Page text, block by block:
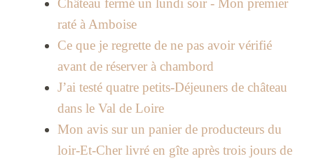
Château fermé un lundi soir - Mon premier
raté à Amboise
Ce que je regrette de ne pas avoir vérifié
avant de réserver à chambord
J’ai testé quatre petits-Déjeuners de château
dans le Val de Loire
Mon avis sur un panier de producteurs du
loir-Et-Cher livré en gîte après trois jours de